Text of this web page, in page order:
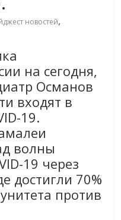
новостей,
на сегодня,
Османов
входят в
19.
волны
19 через
достигли 70%
против